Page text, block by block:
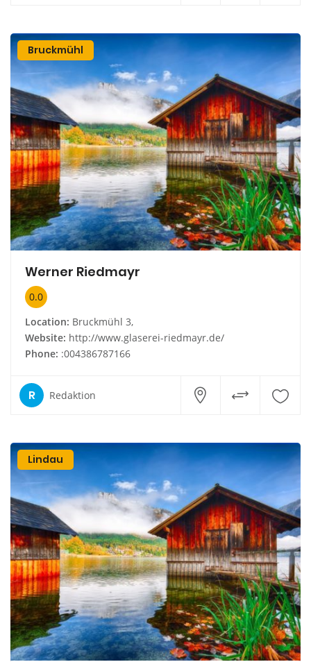
Bruckmühl
Werner Riedmayr
0.0
Location: Bruckmühl 3,
Website: http://www.glaserei-riedmayr.de/
Phone: :004386787166
R Redaktion
Lindau